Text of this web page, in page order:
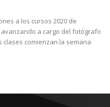
a los cursos 2020 de
a cargo del fotógrafo
clases comienzan la semana